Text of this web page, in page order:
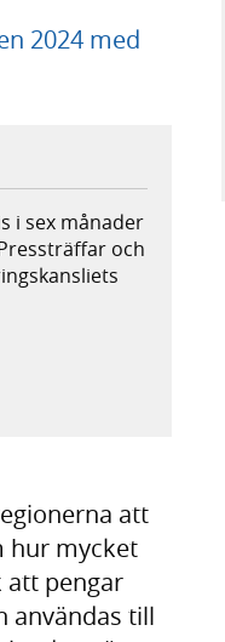
2024 med
i sex månader
och
att
hur mycket
att pengar
användas till